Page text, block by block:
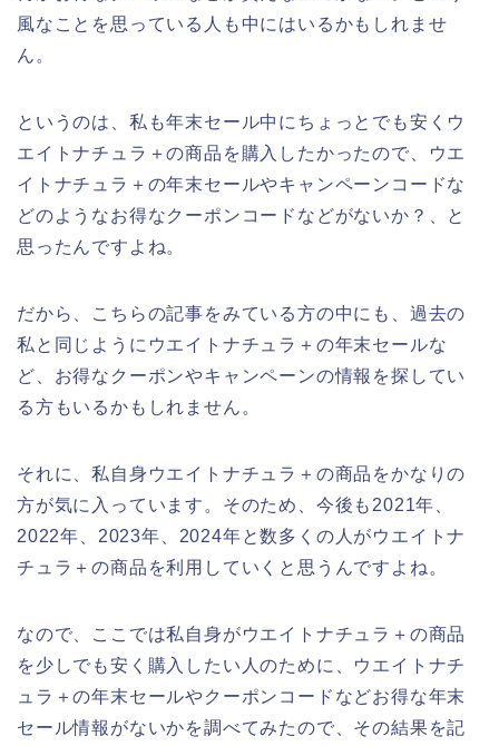
風なことを思っている人も中にはいるかもしれませ
ん。
というのは、私も年末セール中にちょっとでも安くウ
エイトナチュラ＋の商品を購入したかったので、ウエ
イトナチュラ＋の年末セールやキャンペーンコードな
どのようなお得なクーポンコードなどがないか？、と
思ったんですよね。
だから、こちらの記事をみている方の中にも、過去の
私と同じようにウエイトナチュラ＋の年末セールな
ど、お得なクーポンやキャンペーンの情報を探してい
る方もいるかもしれません。
それに、私自身ウエイトナチュラ＋の商品をかなりの
方が気に入っています。そのため、今後も2021年、
2022年、2023年、2024年と数多くの人がウエイトナ
チュラ＋の商品を利用していくと思うんですよね。
なので、ここでは私自身がウエイトナチュラ＋の商品
を少しでも安く購入したい人のために、ウエイトナチ
ュラ＋の年末セールやクーポンコードなどお得な年末
セール情報がないかを調べてみたので、その結果を記